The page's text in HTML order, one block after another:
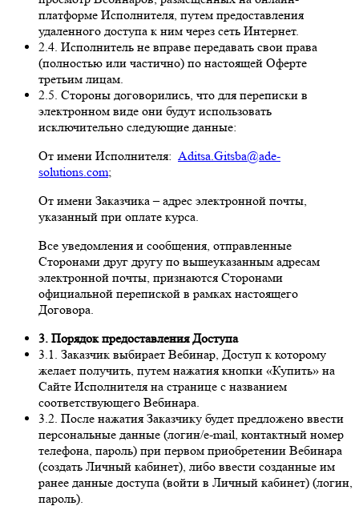
платформе Исполнителя, путем предоставления
удаленного доступа к ним через сеть Интернет.
2.4. Исполнитель не вправе передавать свои права
(полностью или частично) по настоящей Оферте
третьим лицам.
2.5. Стороны договорились, что для переписки в
электронном виде они будут использовать
исключительно следующие данные:
От имени Исполнителя: Aditsa.Gitsba@ade-
solutions.com;
От имени Заказчика – адрес электронной почты,
указанный при оплате курса.
Все уведомления и сообщения, отправленные
Сторонами друг другу по вышеуказанным адресам
электронной почты, признаются Сторонами
официальной перепиской в рамках настоящего
Договора.
3. Порядок предоставления Доступа
3.1. Заказчик выбирает Вебинар, Доступ к которому
желает получить, путем нажатия кнопки «Купить» на
Сайте Исполнителя на странице с названием
соответствующего Вебинара.
3.2. После нажатия Заказчику будет предложено ввести
персональные данные (логин/e-mail, контактный номер
телефона, пароль) при первом приобретении Вебинара
(создать Личный кабинет), либо ввести созданные им
ранее данные доступа (войти в Личный кабинет) (логин,
пароль).